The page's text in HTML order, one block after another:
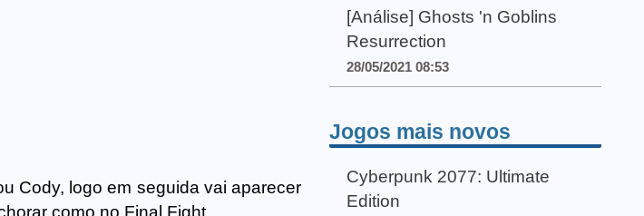
Cody, logo em seguida vai aparecer
como no Final Fight.
[Análise] Ghosts 'n Goblins
Resurrection
28/05/2021 08:53
Jogos mais novos
Cyberpunk 2077: Ultimate
Edition